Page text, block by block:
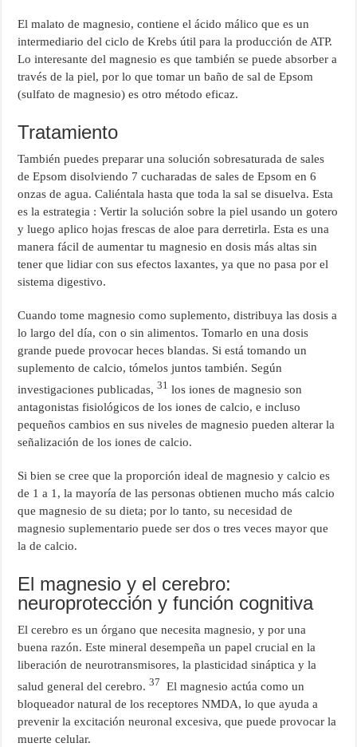
El malato de magnesio, contiene el ácido málico que es un
intermediario del ciclo de Krebs útil para la producción de ATP.
Lo interesante del magnesio es que también se puede absorber a
través de la piel, por lo que tomar un baño de sal de Epsom
(sulfato de magnesio) es otro método eficaz.
Tratamiento
También puedes preparar una solución sobresaturada de sales
de Epsom disolviendo 7 cucharadas de sales de Epsom en 6
onzas de agua. Caliéntala hasta que toda la sal se disuelva. Esta
es la estrategia : Vertir la solución sobre la piel usando un gotero
y luego aplico hojas frescas de aloe para derretirla. Esta es una
manera fácil de aumentar tu magnesio en dosis más altas sin
tener que lidiar con sus efectos laxantes, ya que no pasa por el
sistema digestivo.
Cuando tome magnesio como suplemento, distribuya las dosis a
lo largo del día, con o sin alimentos. Tomarlo en una dosis
grande puede provocar heces blandas. Si está tomando un
suplemento de calcio, tómelos juntos también. Según
investigaciones publicadas,31 los iones de magnesio son
antagonistas fisiológicos de los iones de calcio, e incluso
pequeños cambios en sus niveles de magnesio pueden alterar la
señalización de los iones de calcio.
Si bien se cree que la proporción ideal de magnesio y calcio es
de 1 a 1, la mayoría de las personas obtienen mucho más calcio
que magnesio de su dieta; por lo tanto, su necesidad de
magnesio suplementario puede ser dos o tres veces mayor que
la de calcio.
El magnesio y el cerebro:
neuroprotección y función cognitiva
El cerebro es un órgano que necesita magnesio, y por una
buena razón. Este mineral desempeña un papel crucial en la
liberación de neurotransmisores, la plasticidad sináptica y la
salud general del cerebro.37
El magnesio actúa como un
bloqueador natural de los receptores NMDA, lo que ayuda a
prevenir la excitación neuronal excesiva, que puede provocar la
muerte celular.